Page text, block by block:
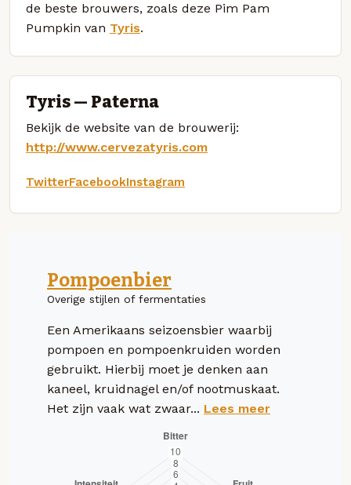
de beste brouwers, zoals deze Pim Pam
Pumpkin van Tyris.
Tyris — Paterna
Bekijk de website van de brouwerij:
http://www.cervezatyris.com
TwitterFacebookInstagram
Pompoenbier
Overige stijlen of fermentaties
Een Amerikaans seizoensbier waarbij
pompoen en pompoenkruiden worden
gebruikt. Hierbij moet je denken aan
kaneel, kruidnagel en/of nootmuskaat.
Het zijn vaak wat zwaar... Lees meer